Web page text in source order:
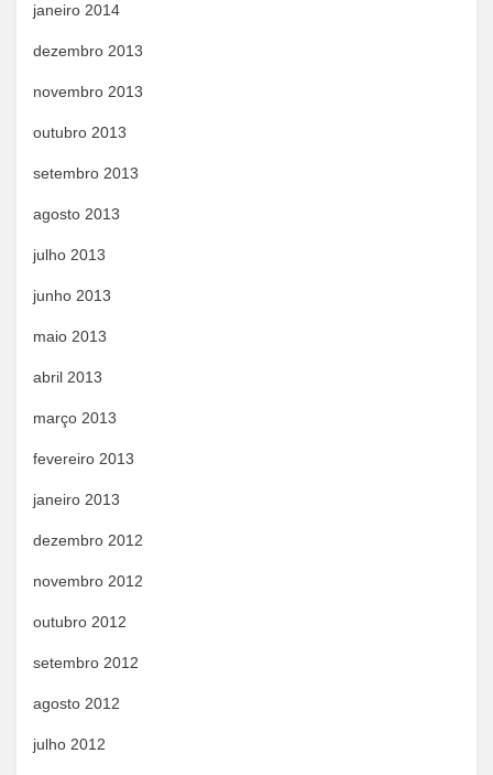
janeiro 2014
dezembro 2013
novembro 2013
outubro 2013
setembro 2013
agosto 2013
julho 2013
junho 2013
maio 2013
abril 2013
março 2013
fevereiro 2013
janeiro 2013
dezembro 2012
novembro 2012
outubro 2012
setembro 2012
agosto 2012
julho 2012